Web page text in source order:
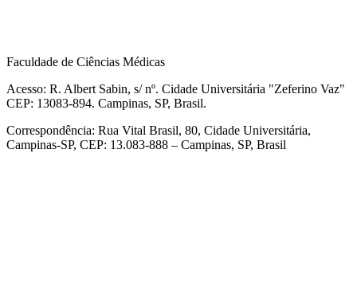
Faculdade de Ciências Médicas
Acesso: R. Albert Sabin, s/ nº. Cidade Universitária "Zeferino Vaz"
CEP: 13083-894. Campinas, SP, Brasil.
Correspondência: Rua Vital Brasil, 80, Cidade Universitária,
Campinas-SP, CEP: 13.083-888 – Campinas, SP, Brasil